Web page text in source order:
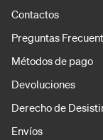
Contactos
Preguntas
Métodos de pago
Devoluciones
Derecho de
Envíos